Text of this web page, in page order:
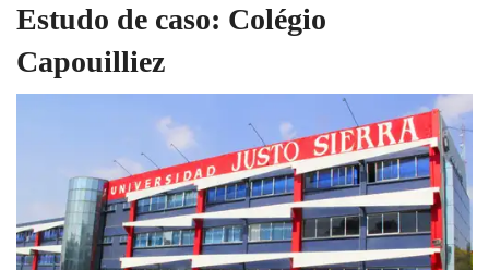
Estudo de caso: Colégio
Capouilliez